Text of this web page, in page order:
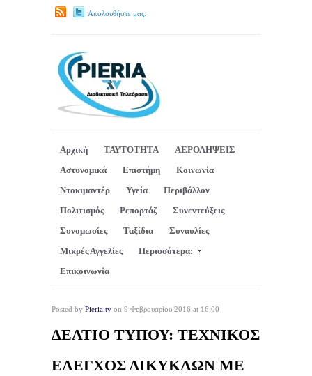
Ακολουθήστε μας.
Αρχική ΤΑΥΤΟΤΗΤΑ
ΑΕΡΟΛΗΨΕΙΣ
Αστυνομικά
Επιστήμη
Κοινωνία
Ντοκιμαντέρ
Υγεία
Περιβάλλον
Πολιτισμός
Ρεπορτάζ
Συνεντεύξεις
Συνομωσίες
Ταξίδια
Συναυλίες
Μικρές Αγγελίες
Περισσότερα:
Επικοινωνία
Posted by Pieria.tv on 9 Φεβρουαρίου 2016 at 16:00
ΔΕΛΤΙΟ ΤΥΠΟΥ: ΤΕΧΝΙΚΟΣ
ΕΛΕΓΧΟΣ ΔΙΚΥΚΛΩΝ ME